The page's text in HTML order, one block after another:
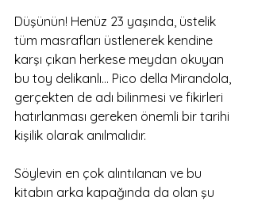
Düşünün! Henüz 23 yaşında, üstelik
tüm masrafları üstlenerek kendine
karşı çıkan herkese meydan okuyan
bu toy delikanlı… Pico della Mirandola,
gerçekten de adı bilinmesi ve fikirleri
hatırlanması gereken önemli bir tarihi
kişilik olarak anılmalıdır.
Söylevin en çok alıntılanan ve bu
kitabın arka kapağında da olan şu